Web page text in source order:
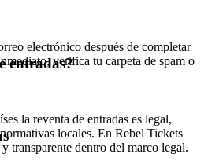
electrónico después de completar
verifica tu carpeta de spam o
entradas?
la reventa de entradas es legal,
locales. En Rebel Tickets
transparente dentro del marco legal.